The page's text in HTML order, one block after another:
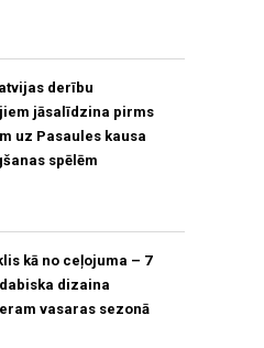
derību
jāsalīdzina pirms
uz Pasaules kausa
spēlēm
kā no ceļojuma – 7
dizaina
vasaras sezonā